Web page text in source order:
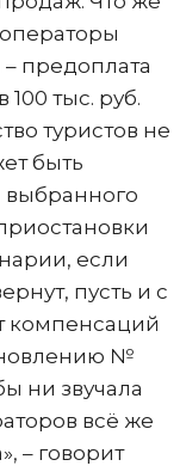
предоплата
100 тыс. руб.
туристов не
быть
выбранного
если
пусть и с
компенсаций
№
ни звучала
всё же
– говорит